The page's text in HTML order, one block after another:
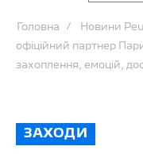
Головна Новини
офіційний партнер
захоплення, емоцій,
ЗАХОДИ